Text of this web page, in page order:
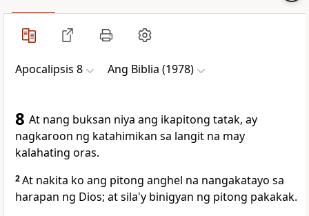
Apocalipsis 8 Ang Biblia (1978)
8 At nang buksan niya ang ikapitong tatak, ay
nagkaroon ng katahimikan sa langit na may
kalahating oras.
2At nakita ko ang pitong anghel na nangakatayo sa
harapan ng Dios; at sila'y binigyan ng pitong pakakak.